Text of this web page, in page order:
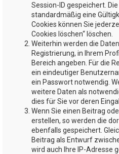
Session-ID gespeichert.
standardmäßig eine
Cookies können Sie
Cookies löschen“ löschen.
Weiterhin werden die
Registrierung, in Ihrem
Bereich angeben. Für die
ein eindeutiger
ein Passwort notwendig.
weitere Daten als
dies für Sie vor deren
Wenn Sie einen Beitrag
erstellen, so werden die
ebenfalls gespeichert.
Beitrag als Entwurf
wird auch Ihre IP-Adresse